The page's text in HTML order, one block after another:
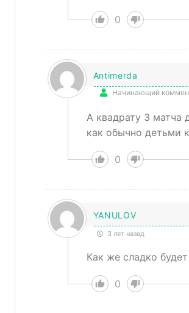
0
Antimerda
Начинающий
А квадрату 3 матча
как обычно детьми
0
YANULOV
3 лет назад
Как же сладко
0